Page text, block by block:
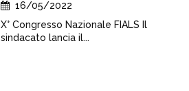
16/05/2022
X° Congresso Nazionale FIALS Il
sindacato lancia il...